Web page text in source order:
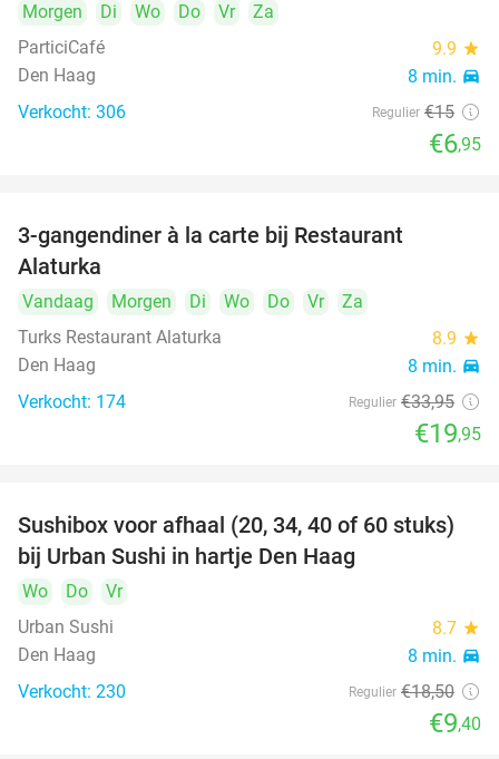
food
food
Morgen Di Wo Do Vr
Za
ParticiCafé
9.9 star
Den Haag 8 min. directions_car
Verkocht: 306 Regulier €15
€6,95
3-gangendiner à la carte bij Restaurant
Alaturka
Vandaag Morgen Di Wo Do Vr
Za
Turks Restaurant Alaturka
8.9 star
Den Haag 8 min. directions_car
Verkocht: 174 Regulier €33,95
€19,95
49%
Sushibox voor afhaal (20, 34, 40 of 60 stuks)
bij Urban Sushi in hartje Den Haag
Wo Do
Vr
Urban Sushi
8.7 star
Den Haag 8 min. directions_car
Verkocht: 230 Regulier €18,50
€9,40